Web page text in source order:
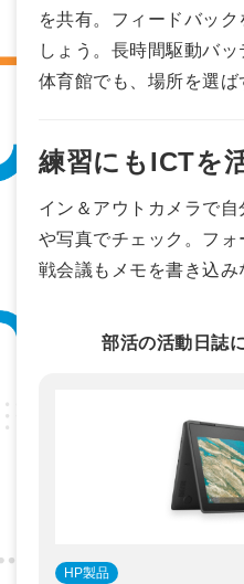
を共有。フィードバッ
しょう。長時間駆動バ
体育館でも、場所を選ば
練習にもICTを
イン＆アウトカメラで
や写真でチェック。フ
戦会議もメモを書き込み
部活の活動日誌
HP製品